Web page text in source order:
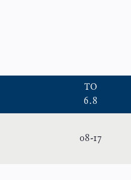
TO
6.8
08-17